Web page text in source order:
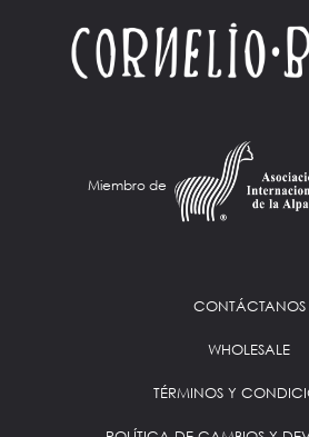
Miembro de
CONTÁCTANOS
WHOLESALE
TÉRMINOS Y